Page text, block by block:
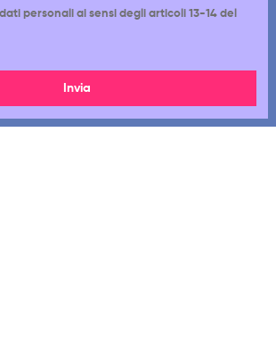
personali ai sensi degli articoli 13-14 del
Invia